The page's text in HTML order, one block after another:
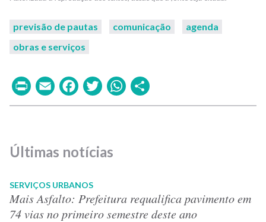
previsão de pautas comunicação
agenda
obras e serviços
PrintEmailFacebook
TwitterWhatsApp
Últimas notícias
SERVIÇOS URBANOS
Mais Asfalto: Prefeitura requalifica pavimento em
74 vias no primeiro semestre deste ano